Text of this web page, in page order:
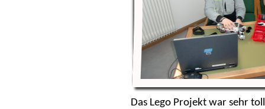
Das Lego Projekt war sehr